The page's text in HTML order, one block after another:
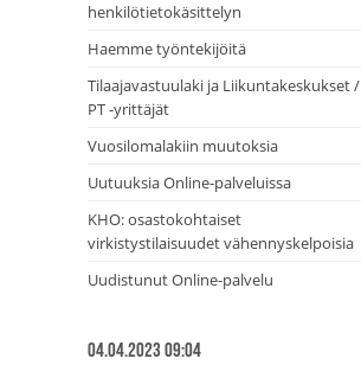
henkilötietokäsittelyn
Haemme työntekijöitä
Tilaajavastuulaki ja Liikuntakeskukset /
PT -yrittäjät
Vuosilomalakiin muutoksia
Uutuuksia Online-palveluissa
KHO: osastokohtaiset
virkistystilaisuudet vähennyskelpoisia
Uudistunut Online-palvelu
04.04.2023 09:04